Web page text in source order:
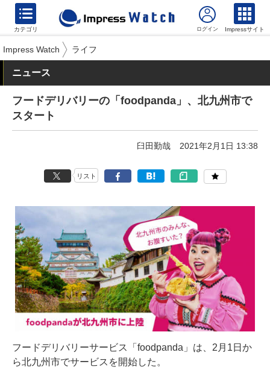
カテゴリ Impressサイト
Impress Watch ライフ
ニュース
フードデリバリーの「foodpanda」、北九州市で
スタート
臼田勤哉 2021年2月1日 13:38
リスト
フードデリバリーサービス「foodpanda」は、2月1日か
ら北九州市でサービスを開始した。